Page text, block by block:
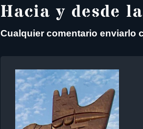
Hacia y desde
Cualquier comentario enviarlo